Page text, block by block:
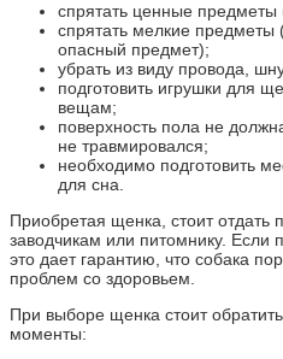
спрятать ценные предметы
спрятать мелкие предметы
опасный предмет);
убрать из виду провода,
подготовить игрушки для
вещам;
поверхность пола не
не травмировался;
необходимо подготовить
для сна.
Приобретая щенка, стоит отдать
заводчикам или питомнику. Если
это дает гарантию, что собака
проблем со здоровьем.
При выборе щенка стоит
моменты: